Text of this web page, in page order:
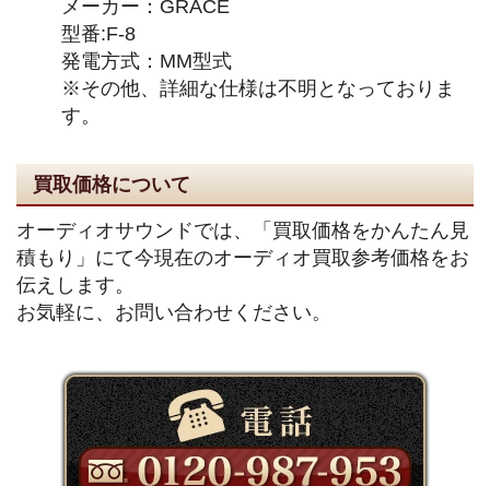
メーカー：GRACE
型番:F-8
発電方式：MM型式
※その他、詳細な仕様は不明となっておりま
す。
買取価格について
オーディオサウンドでは、「買取価格をかんたん見
積もり」にて今現在のオーディオ買取参考価格をお
伝えします。
お気軽に、お問い合わせください。